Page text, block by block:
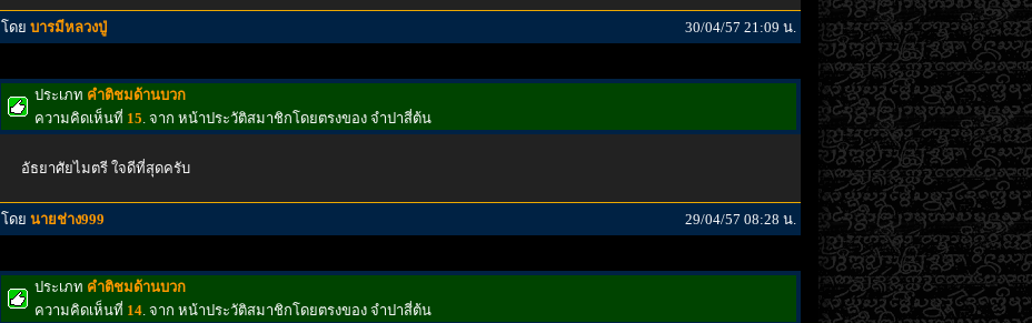
โดย บารมีหลวงปู่ 30/04/57 21:09 น.
ประเภท คำติชมด้านบวก
ความคิดเห็นที่ 15. จาก หน้าประวัติสมาชิกโดยตรงของ จำปาสี่ต้น
อัธยาศัยไมตรี ใจดีที่สุดครับ
โดย นายช่าง999 29/04/57 08:28 น.
ประเภท คำติชมด้านบวก
ความคิดเห็นที่ 14. จาก หน้าประวัติสมาชิกโดยตรงของ จำปาสี่ต้น